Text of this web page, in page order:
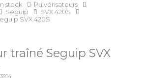
stock
Pulvérisateurs
Seguip
SVX 420S
SVX 420S
traîné Seguip SVX
3914